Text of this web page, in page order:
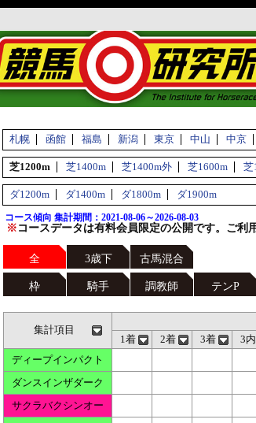
札幌 函館 福島 新潟 東京 中山 中京
芝1200m 芝1400m 芝1400m外 芝1600m 芝
ダ1200m ダ1400m ダ1800m ダ1900m
コース傾向 集計期間：2021-08-06～2026-08-03
※ コースデータは有料会員限定の公開です。ご利
全 3歳下 古馬混合
枠 騎手 調教師 テンP
集計項目
1着
2着 3着 3
ディープインパクト
ダンスインザダーク
サクラバクシンオー